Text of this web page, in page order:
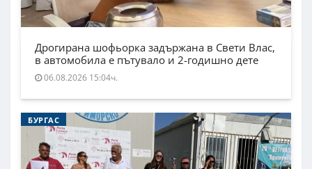
Дрогирана шофьорка задържана в Свети Влас,
в автомобила е пътувало и 2-годишно дете
06.08.2026 15:04ч.
БУРГАС